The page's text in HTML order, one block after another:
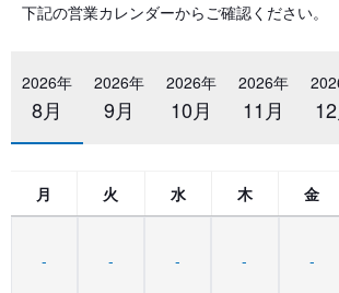
下記の営業カレンダーからご確認ください。
2026年
8月
2026年
9月
2026年
10月
2026年
11月
月 火 水 木 金
- - - - -